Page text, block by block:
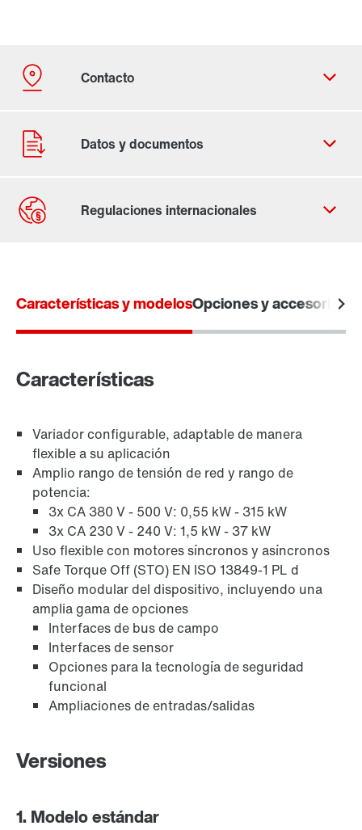
Características y modelosOpciones y accesorios
Características
Variador configurable, adaptable de manera
flexible a su aplicación
Amplio rango de tensión de red y rango de
potencia:
3x CA 380 V - 500 V: 0,55 kW - 315 kW
3x CA 230 V - 240 V: 1,5 kW - 37 kW
Uso flexible con motores síncronos y asíncronos
Safe Torque Off (STO) EN ISO 13849-1 PL d
Diseño modular del dispositivo, incluyendo una
amplia gama de opciones
Interfaces de bus de campo
Interfaces de sensor
Opciones para la tecnología de seguridad
funcional
Ampliaciones de entradas/salidas
Versiones
1. Modelo estándar